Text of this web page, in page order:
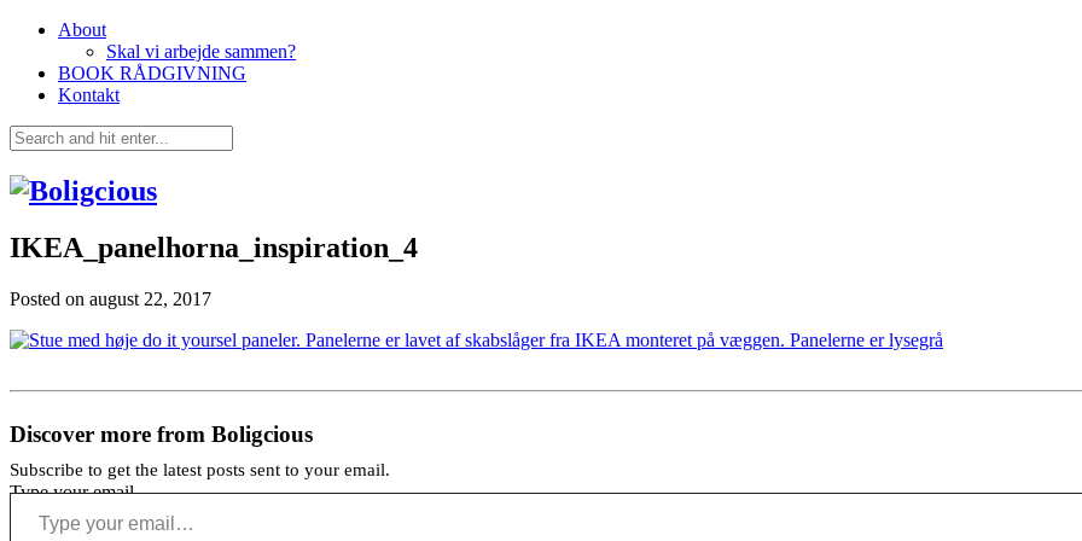
About
Skal vi arbejde sammen?
BOOK RÅDGIVNING
Kontakt
IKEA_panelhorna_inspiration_4
Posted on august 22, 2017
Discover more from Boligcious
Subscribe to get the latest posts sent to your email.
Type your email…